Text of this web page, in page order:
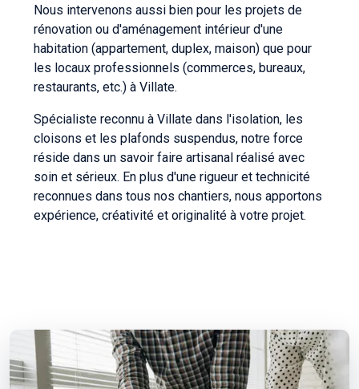
Nous intervenons aussi bien pour les projets de
rénovation ou d'aménagement intérieur d'une
habitation (appartement, duplex, maison) que pour
les locaux professionnels (commerces, bureaux,
restaurants, etc.) à Villate.
Spécialiste reconnu à Villate dans l'isolation, les
cloisons et les plafonds suspendus, notre force
réside dans un savoir faire artisanal réalisé avec
soin et sérieux. En plus d'une rigueur et technicité
reconnues dans tous nos chantiers, nous apportons
expérience, créativité et originalité à votre projet.